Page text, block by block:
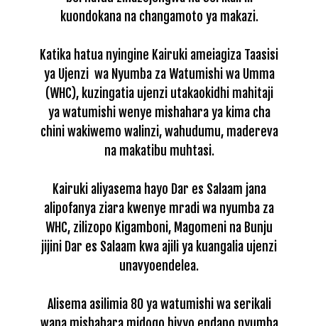
kuondokana na changamoto ya makazi.
Katika hatua nyingine Kairuki ameiagiza Taasisi
ya Ujenzi wa Nyumba za Watumishi wa Umma
(WHC), kuzingatia ujenzi utakaokidhi mahitaji
ya watumishi wenye mishahara ya kima cha
chini wakiwemo walinzi, wahudumu, madereva
na makatibu muhtasi.
Kairuki aliyasema hayo Dar es Salaam jana
alipofanya ziara kwenye mradi wa nyumba za
WHC, zilizopo Kigamboni, Magomeni na Bunju
jijini Dar es Salaam kwa ajili ya kuangalia ujenzi
unavyoendelea.
Alisema asilimia 80 ya watumishi wa serikali